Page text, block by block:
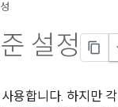
설정
용합니다. 하지만